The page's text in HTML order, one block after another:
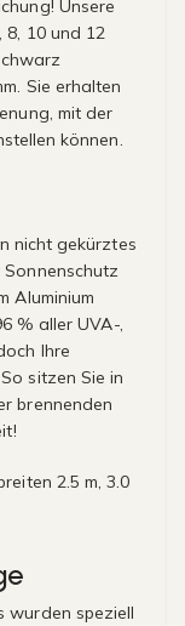
Unsere
8, 10 und 12
Sie erhalten
mit der
können.
nicht gekürztes
Sonnenschutz
Aluminium
% aller UVA-,
Ihre
sitzen Sie in
brennenden
2.5 m, 3.0
wurden speziell